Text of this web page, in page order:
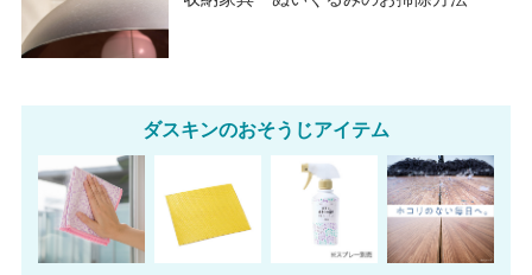
ダスキンのおそうじアイテム